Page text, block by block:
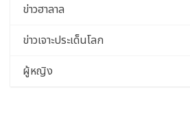
ข่าวฮาลาล
ข่าวเจาะประเด็นโลก
ผู้หญิง